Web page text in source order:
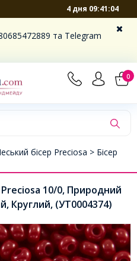
4 дня 09:41:03
та Telegram
0
бісер Preciosa > Бісер
Preciosa 10/0, Природний
Круглий, (УТ0004374)